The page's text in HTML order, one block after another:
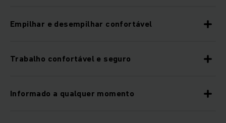
Empilhar e desempilhar confortável
Trabalho confortável e seguro
Informado a qualquer momento